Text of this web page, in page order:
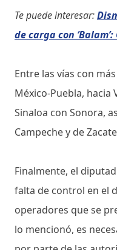
Te puede interesar:
de carga con
Entre las vías con
México-Puebla, hacia
Sinaloa con Sonora,
Campeche y de
Finalmente, el
falta de control en el
operadores que se
lo mencionó, es